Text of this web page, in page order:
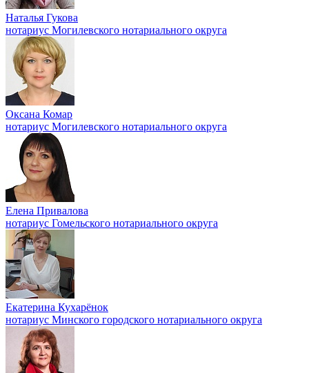
Наталья Гукова
нотариус Могилевского нотариального округа
Оксана Комар
нотариус Могилевского нотариального округа
Елена Привалова
нотариус Гомельского нотариального округа
Екатерина Кухарёнок
нотариус Минского городского нотариального округа